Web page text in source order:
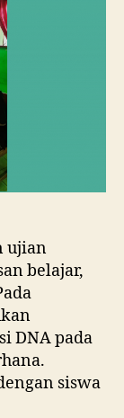
ujian
belajar,
DNA pada
siswa